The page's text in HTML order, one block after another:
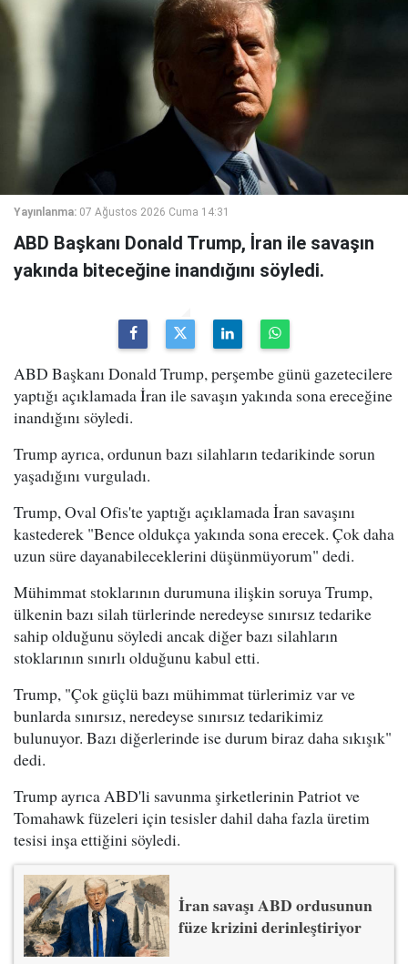
Yayınlanma: 07 Ağustos 2026 Cuma 14:31
ABD Başkanı Donald Trump, İran ile savaşın
yakında biteceğine inandığını söyledi.
ABD Başkanı Donald Trump, perşembe günü gazetecilere
yaptığı açıklamada İran ile savaşın yakında sona ereceğine
inandığını söyledi.
Trump ayrıca, ordunun bazı silahların tedarikinde sorun
yaşadığını vurguladı.
Trump, Oval Ofis'te yaptığı açıklamada İran savaşını
kastederek "Bence oldukça yakında sona erecek. Çok daha
uzun süre dayanabileceklerini düşünmüyorum" dedi.
Mühimmat stoklarının durumuna ilişkin soruya Trump,
ülkenin bazı silah türlerinde neredeyse sınırsız tedarike
sahip olduğunu söyledi ancak diğer bazı silahların
stoklarının sınırlı olduğunu kabul etti.
Trump, "Çok güçlü bazı mühimmat türlerimiz var ve
bunlarda sınırsız, neredeyse sınırsız tedarikimiz
bulunuyor. Bazı diğerlerinde ise durum biraz daha sıkışık"
dedi.
Trump ayrıca ABD'li savunma şirketlerinin Patriot ve
Tomahawk füzeleri için tesisler dahil daha fazla üretim
tesisi inşa ettiğini söyledi.
İran savaşı ABD ordusunun
füze krizini derinleştiriyor